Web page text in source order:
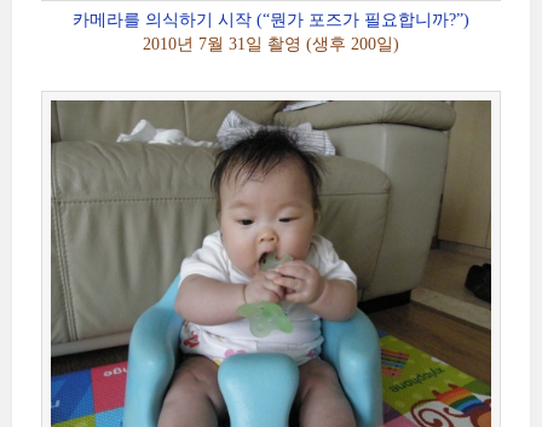
카메라를 의식하기 시작 (“뭔가 포즈가 필요합니까?”)
2010년 7월 31일 촬영 (생후 200일)